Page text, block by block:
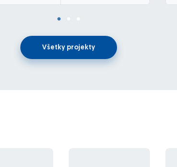
Všetky projekty